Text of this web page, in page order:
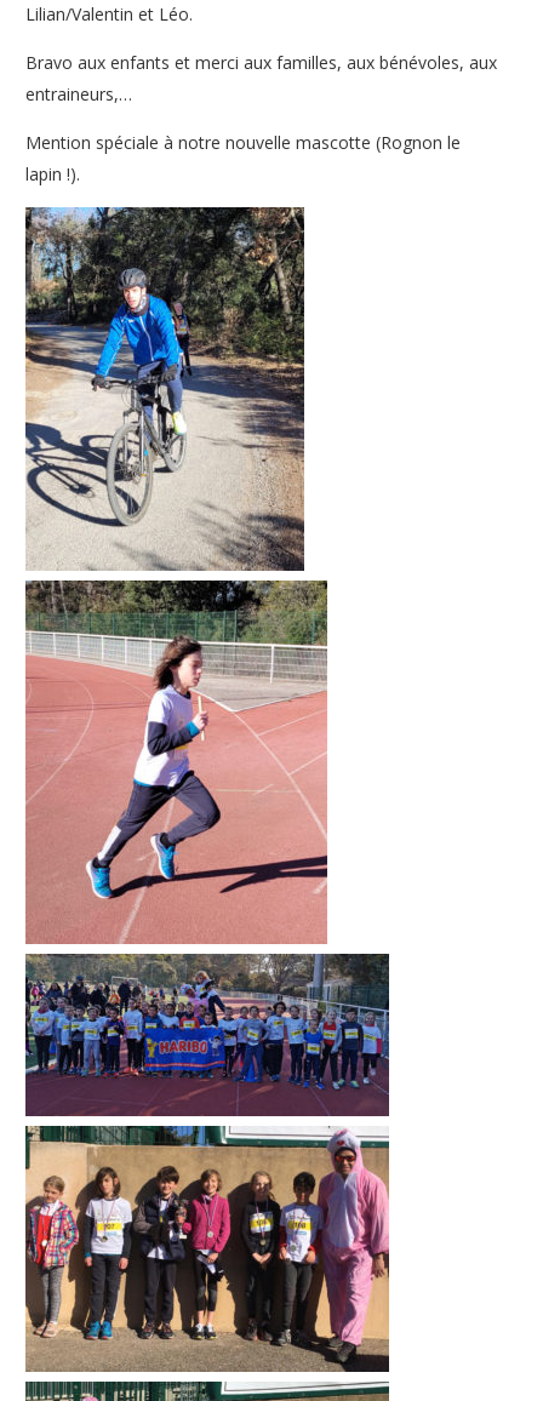
Lilian/Valentin et Léo.
Bravo aux enfants et merci aux familles, aux bénévoles, aux
entraineurs,…
Mention spéciale à notre nouvelle mascotte (Rognon le
lapin !).